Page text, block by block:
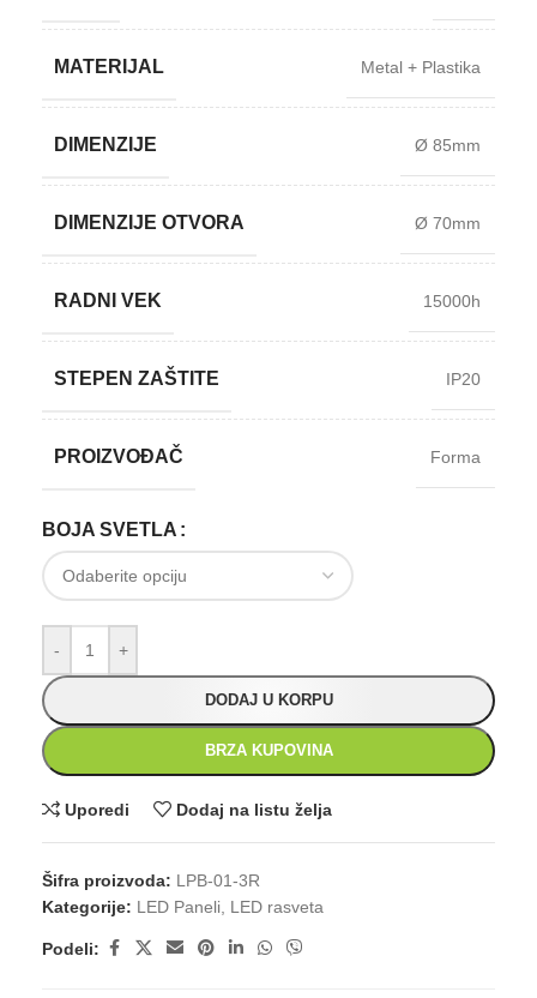
MATERIJAL Metal + Plastika
DIMENZIJE Ø 85mm
DIMENZIJE OTVORA Ø 70mm
RADNI VEK 15000h
STEPEN ZAŠTITE IP20
PROIZVOĐAČ Forma
BOJA SVETLA
- +
DODAJ U KORPU
BRZA KUPOVINA
Uporedi Dodaj na listu želja
Šifra proizvoda: LPB-01-3R
Kategorije: LED Paneli LED rasveta
Podeli: